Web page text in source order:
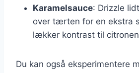
Karamelsauce: Drizzle
over tærten for en ekstra
lækker kontrast til
Du kan også eksperimentere